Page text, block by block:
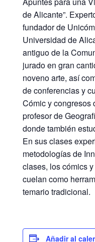
de Alicante”.
fundador de
Universidad de
antiguo de la
jurado en gran
noveno arte, así
de conferencias y
Cómic y congresos
profesor de
donde también
En sus clases
metodologías de
clases, los cómics
cuelan como
temario tradicional.
Añadir al